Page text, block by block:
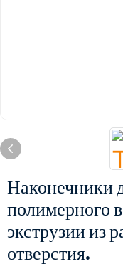
Наконечники
полимерного
экструзии из
отверстия.